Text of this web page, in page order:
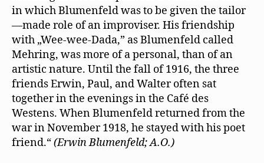
in which Blumenfeld was to be given the tailor
—made role of an improviser. His friendship
with „Wee-wee-Dada,” as Blumenfeld called
Mehring, was more of a personal, than of an
artistic nature. Until the fall of 1916, the three
friends Erwin, Paul, and Walter often sat
together in the evenings in the Café des
Westens. When Blumenfeld returned from the
war in November 1918, he stayed with his poet
friend.“(Erwin Blumenfeld; A.O.)